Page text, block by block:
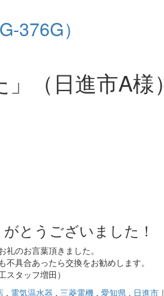
376G）
（日進市A様）
とうございました！
のお言葉頂きました。
具合あったら交換をお勧めします。
タッフ増田）
, 電気温水器 , 三菱電機 , 愛知県 , 日進市 ｜